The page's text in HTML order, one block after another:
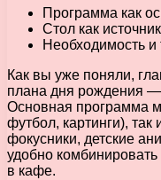
Программа как
Стол как
Необходимость и
Как вы уже поняли,
плана дня рождения
Основная программа
футбол, картинги), так
фокусники, детские
удобно
в кафе.